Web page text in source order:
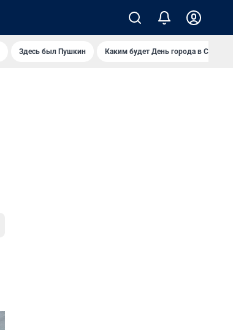
Здесь был Пушкин Каким будет День города в Самаре